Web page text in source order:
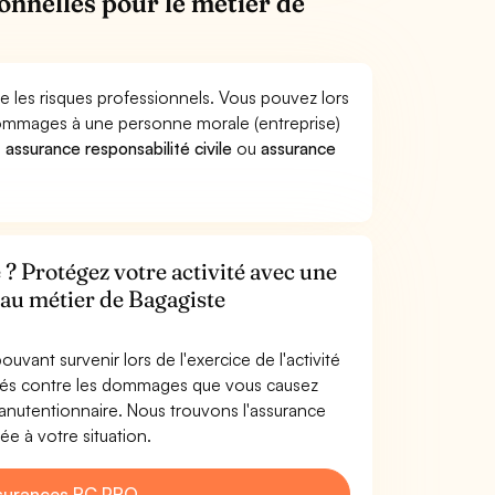
risques professionnels. Vous pouvez lors
à une personne morale (entreprise)
assurance responsabilité civile ouassurance
Protégez votre activité avec une
métier de Bagagiste
survenir lors de l'exercice de l'activité
contre les dommages que vous causez
Nous trouvons l'assurance
à votre situation.